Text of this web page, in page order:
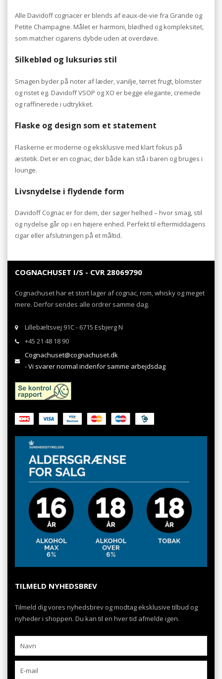
Alle Davidoff cognacer er blends af eaux-de-vie fra Grande og
Petite Champagne. Målet er harmoni, blødhed og kompleksitet,
som matcher cigarens dybde uden at overdøve.
Silkeblød og luksuriøs stil
Smagen byder på noter af læder, vanilje, tørret frugt, blomster
og ristet eg. Davidoff VSOP og XO er begge elegante, cremede
og raffinerede i udtrykket.
Flaske og design som et statement
Flaskerne er moderne og eksklusive med klart fokus på
æstetik. Det er en cognac, der både kan stå i baren og bruges i
lounge.
Livsnydelse i flydende form
Davidoff Cognac er for dem, der søger helhed – hvor smag, stil
og nydelse går op i en højere enhed. Perfekt til eftermiddagens
cigar eller afslutningen på et måltid.
COGNACHUSET I/S - CVR 28069790
Cognachuset har et stort lager af cognac, rom, whisky og meget
mere. Derfor sendes alle ordrer samme dag.
Lillebæltsvej 91C - 6715 Esbjerg N
+45 21 48 18 90
Cognachuset@cognachuset.dk
- Vi svarer normal indenfor samme arbejdsdag
TILMELD NYHEDSBREV
Tilmeld dig vores nyhedsbrev og modtag eksklusive tilbud og
nyheder i shoppen. Du kan til en hver tid afmelde igen.